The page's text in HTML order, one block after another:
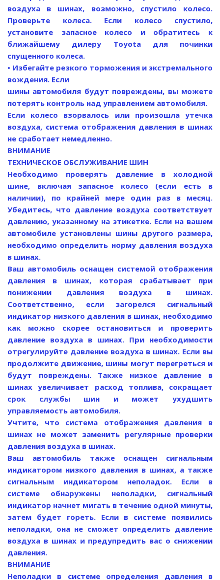
воздуха в шинах, возможно, спустило колесо.
Проверьте колеса. Если колесо спустило,
установите запасное колесо и обратитесь к
ближайшему дилеру Toyota для починки
спущенного колеса.
• Избегайте резкого торможения и экстремального
вождения. Если
шины автомобиля будут повреждены, вы можете
потерять контроль над управлением автомобиля.
Если колесо взорвалось или произошла утечка
воздуха, система отображения давления в шинах
не сработает немедленно.
ВНИМАНИЕ
ТЕХНИЧЕСКОЕ ОБСЛУЖИВАНИЕ ШИН
Необходимо проверять давление в холодной
шине, включая запасное колесо (если есть в
наличии), по крайней мере один раз в месяц.
Убедитесь, что давление воздуха соответствует
давлению, указанному на этикетке. Если на вашем
автомобиле установлены шины другого размера,
необходимо определить норму давления воздуха
в шинах.
Ваш автомобиль оснащен системой отображения
давления в шинах, которая срабатывает при
понижении давления воздуха в шинах.
Соответственно, если загорелся сигнальный
индикатор низкого давления в шинах, необходимо
как можно скорее остановиться и проверить
давление воздуха в шинах. При необходимости
отрегулируйте давление воздуха в шинах. Если вы
продолжите движение, шины могут перегреться и
будут повреждены. Также низкое давление в
шинах увеличивает расход топлива, сокращает
срок службы шин и может ухудшить
управляемость автомобиля.
Учтите, что система отображения давления в
шинах не может заменить регулярные проверки
давления воздуха в шинах.
Ваш автомобиль также оснащен сигнальным
индикатором низкого давления в шинах, а также
сигнальным индикатором неполадок. Если в
системе обнаружены неполадки, сигнальный
индикатор начнет мигать в течение одной минуты,
затем будет гореть. Если в системе появились
неполадки, она не сможет определить давление
воздуха в шинах и предупредить вас о снижении
давления.
ВНИМАНИЕ
Неполадки в системе определения давления в